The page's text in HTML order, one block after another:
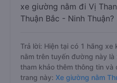
xe giường nằm đi Vị
Thuận Bắc - Ninh Thuận?
Trả lời: Hiện tại có 1 hãng
nằm trên tuyến đường này là
tham khảo thêm thông tin
trang này: Xe giường nằm